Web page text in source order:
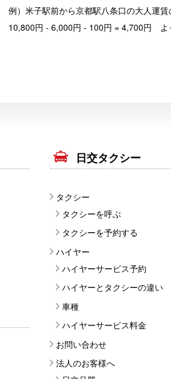
例）米子駅前から京都駅八条口の大人運
10,800円 - 6,000円 - 100円 = 4,700円 よ
日交タクシー
タクシー
タクシーを呼ぶ
タクシーを予約する
ハイヤー
ハイヤーサービス予約
ハイヤーとタクシーの違い
車種
ハイヤーサービス料金
お問い合わせ
法人のお客様へ